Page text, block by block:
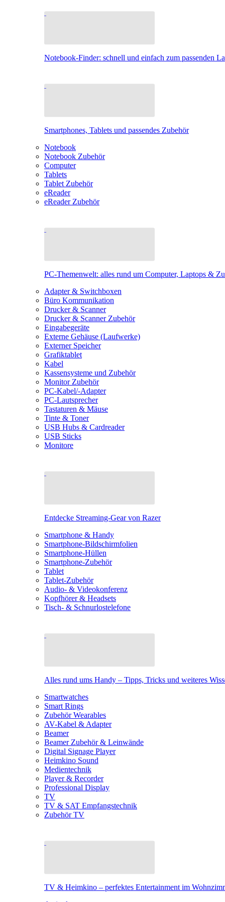
Notebook-Finder: schnell und einfach zum passenden
Smartphones, Tablets und passendes Zubehör
Notebook
Notebook Zubehör
Computer
Tablets
Tablet Zubehör
eReader
eReader Zubehör
PC-Themenwelt: alles rund um Computer, Laptops &
Adapter & Switchboxen
Büro Kommunikation
Drucker & Scanner
Drucker & Scanner Zubehör
Eingabegeräte
Externe Gehäuse (Laufwerke)
Externer Speicher
Grafiktablet
Kabel
Kassensysteme und Zubehör
Monitor Zubehör
PC-Kabel/-Adapter
PC-Lautsprecher
Tastaturen & Mäuse
Tinte & Toner
USB Hubs & Cardreader
USB Sticks
Monitore
Entdecke Streaming-Gear von Razer
Smartphone & Handy
Smartphone-Bildschirmfolien
Smartphone-Hüllen
Smartphone-Zubehör
Tablet
Tablet-Zubehör
Audio- & Videokonferenz
Kopfhörer & Headsets
Tisch- & Schnurlostelefone
Alles rund ums Handy – Tipps, Tricks und weiteres
Smartwatches
Smart Rings
Zubehör Wearables
AV-Kabel & Adapter
Beamer
Beamer Zubehör & Leinwände
Digital Signage Player
Heimkino Sound
Medientechnik
Player & Recorder
Professional Display
TV
TV & SAT Empfangstechnik
Zubehör TV
TV & Heimkino – perfektes Entertainment im